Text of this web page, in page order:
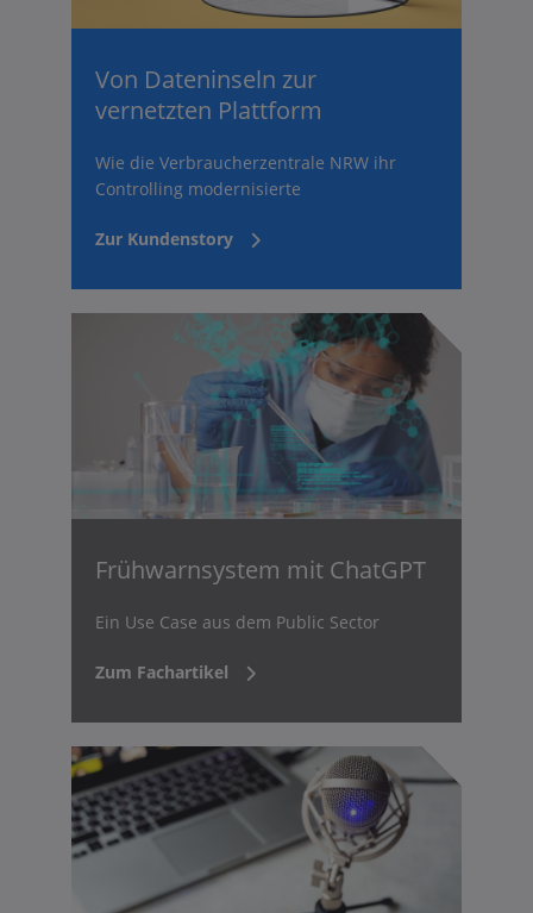
Von Dateninseln zur
vernetzten Plattform
Wie die Verbraucherzentrale NRW ihr
Controlling modernisierte
Zur Kundenstory
Frühwarnsystem mit ChatGPT
Ein Use Case aus dem Public Sector
Zum Fachartikel